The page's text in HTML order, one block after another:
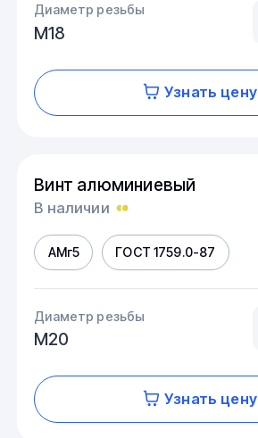
Диаметр резьбы
М18
Узнать цену
Винт алюминиевый
В наличии
АМг5 ГОСТ 1759.0-87
Диаметр резьбы
М20
Узнать цену